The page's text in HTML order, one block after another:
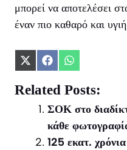
μπορεί να αποτελέσει
έναν πιο καθαρό και
Share
X
(Twitter)
Share
Facebook
Share
WhatsApp
Related Posts:
ΣΟΚ στο
κάθε
125 εκατ.